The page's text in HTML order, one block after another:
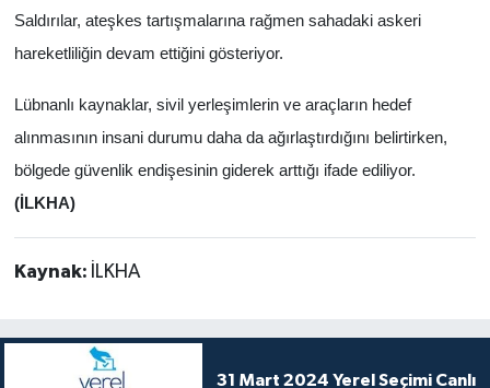
Saldırılar, ateşkes tartışmalarına rağmen sahadaki askeri
hareketliliğin devam ettiğini gösteriyor.
Lübnanlı kaynaklar, sivil yerleşimlerin ve araçların hedef
alınmasının insani durumu daha da ağırlaştırdığını belirtirken,
bölgede güvenlik endişesinin giderek arttığı ifade ediliyor.
(İLKHA)
Kaynak: İLKHA
31 Mart 2024 Yerel Seçimi Canlı